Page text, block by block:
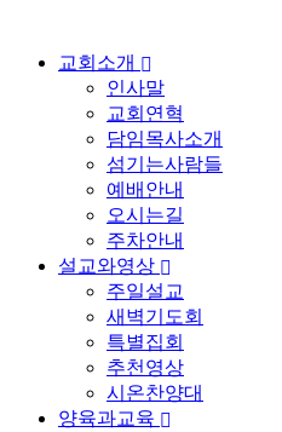
교회소개
인사말
교회연혁
담임목사소개
섬기는사람들
예배안내
오시는길
주차안내
설교와영상
주일설교
새벽기도회
특별집회
추천영상
시온찬양대
양육과교육